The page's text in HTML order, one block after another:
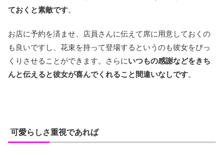
ておくと素敵です。
お店に予約を済ませ、店員さんに伝えて席に用意しておくの
も良いですし、花束を持って登場するというのも彼女をびっ
くりさせることができます。さらにいつもの感謝などをきち
んと伝えると彼女が喜んでくれること間違いなしです。
可愛らしさ重視であれば